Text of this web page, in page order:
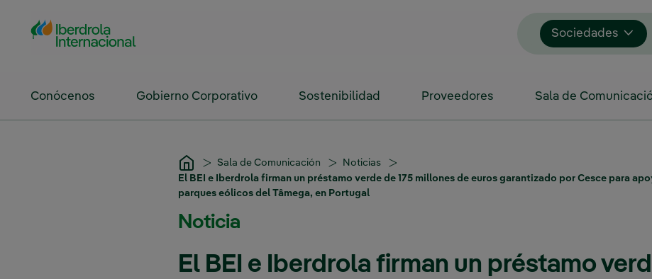
Sociedades
Conócenos Gobierno Corporativo Sostenibilidad Proveedores Sala de
Sala de Comunicación
Noticias
El BEI e Iberdrola firman un préstamo verde de 175 millones de euros garantizado por Cesce para
parques eólicos del Tâmega, en Portugal
Noticia
El BEI e Iberdrola firman un préstamo